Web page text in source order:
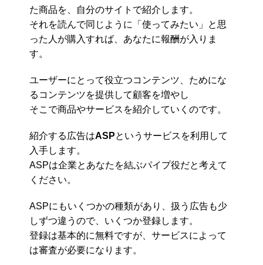
た商品を、自分のサイトで紹介します。
それを読んで同じように「使ってみたい」と思
った人が購入すれば、あなたに報酬が入りま
す。
ユーザーにとって役立つコンテンツ、ためにな
るコンテンツを提供して顧客を増やし
そこで商品やサービスを紹介していくのです。
紹介する広告はASPというサービスを利用して
入手します。
ASPは企業とあなたを結ぶパイプ役だと考えて
ください。
ASPにもいくつかの種類があり、扱う広告も少
しずつ違うので、いくつか登録します。
登録は基本的に無料ですが、サービスによって
は審査が必要になります。